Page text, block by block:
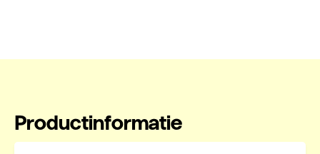
Productinformatie